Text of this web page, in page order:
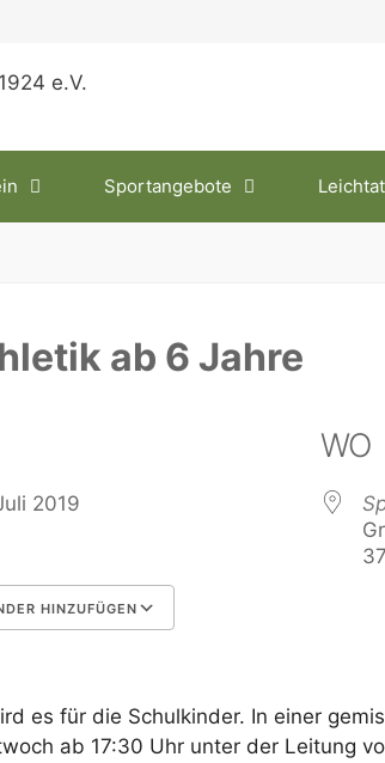
Sportangebote
ab 6 Jahre
2019
HINZUFÜGEN
WO
es für die Schulkinder. In einer
ab 17:30 Uhr unter der Leitung